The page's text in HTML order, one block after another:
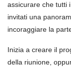
assicurare che tutti
invitati una
incoraggiare la
Inizia a creare il
della riunione,